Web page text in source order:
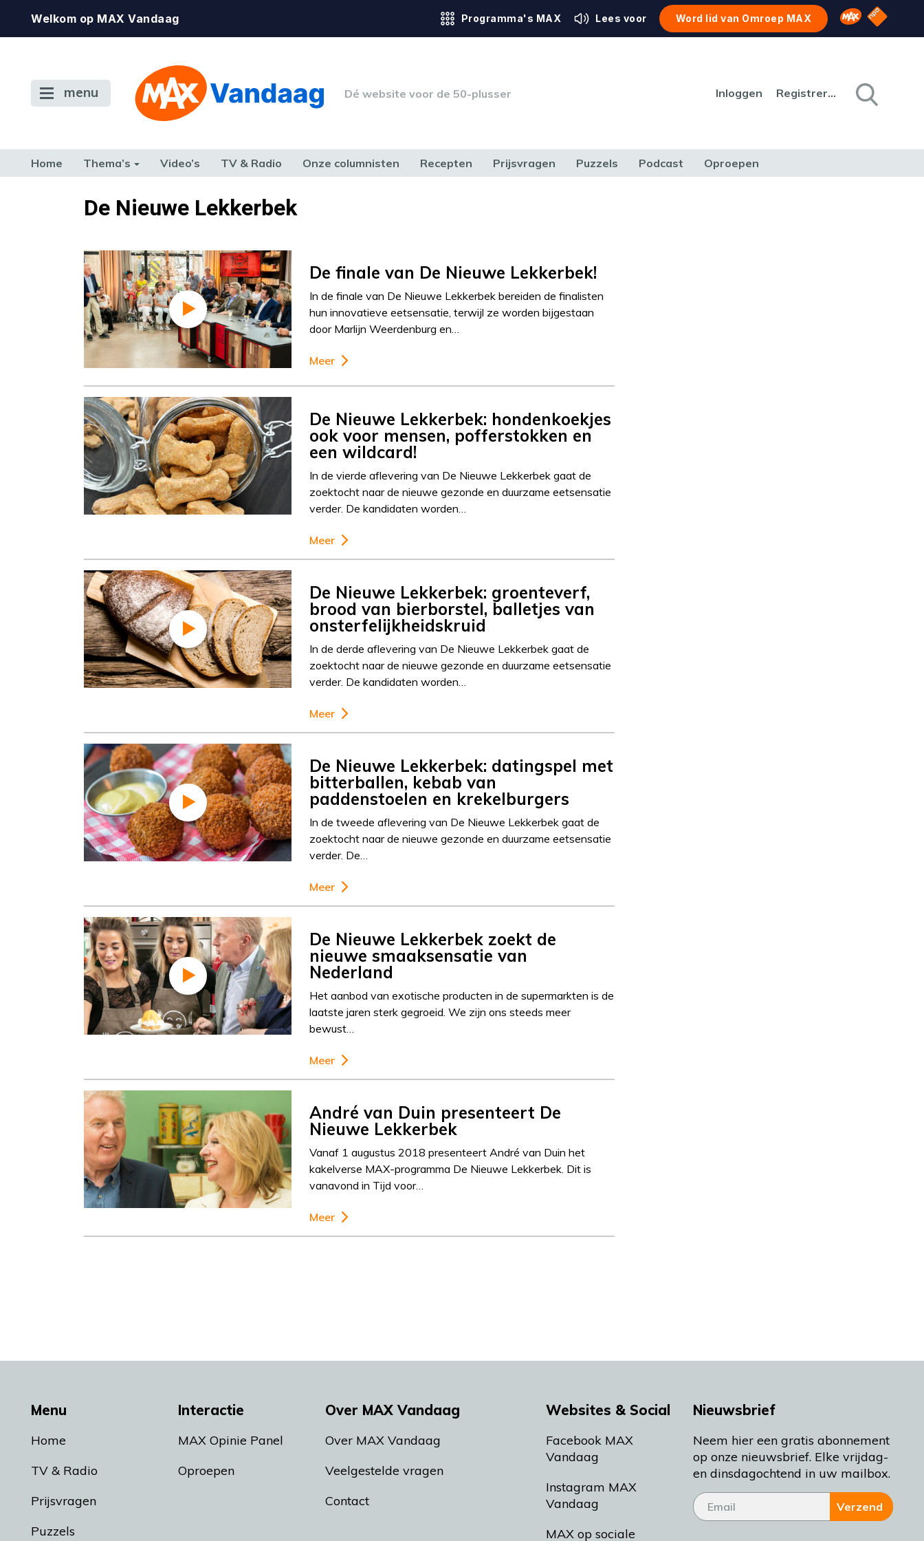
Welkom op MAX Vandaag Programma's MAX Lees voor Word lid van Omroep MAX Omroep MAX
NPO
menu Dé website voor de 50-plusser Inloggen Registreren
Home Thema’s Video’s TV & Radio Onze columnisten Recepten Prijsvragen Puzzels Podcast Oproepen
TERUG NAAR TOENDe Nieuwe Lekkerbek
De finale van De Nieuwe Lekkerbek!
In de finale van De Nieuwe Lekkerbek bereiden de finalisten
hun innovatieve eetsensatie, terwijl ze worden bijgestaan
door Marlijn Weerdenburg en…
Meer
De Nieuwe Lekkerbek: hondenkoekjes
ook voor mensen, pofferstokken en
een wildcard!
In de vierde aflevering van De Nieuwe Lekkerbek gaat de
zoektocht naar de nieuwe gezonde en duurzame eetsensatie
verder. De kandidaten worden…
Meer
De Nieuwe Lekkerbek: groenteverf,
brood van bierborstel, balletjes van
onsterfelijkheidskruid
In de derde aflevering van De Nieuwe Lekkerbek gaat de
zoektocht naar de nieuwe gezonde en duurzame eetsensatie
verder. De kandidaten worden…
Meer
De Nieuwe Lekkerbek: datingspel met
bitterballen, kebab van
paddenstoelen en krekelburgers
In de tweede aflevering van De Nieuwe Lekkerbek gaat de
zoektocht naar de nieuwe gezonde en duurzame eetsensatie
verder. De…
Meer
De Nieuwe Lekkerbek zoekt de
nieuwe smaaksensatie van
Nederland
Het aanbod van exotische producten in de supermarkten is de
laatste jaren sterk gegroeid. We zijn ons steeds meer
bewust…
Meer
André van Duin presenteert De
Nieuwe Lekkerbek
Vanaf 1 augustus 2018 presenteert André van Duin het
kakelverse MAX-programma De Nieuwe Lekkerbek. Dit is
vanavond in Tijd voor…
Meer
Menu
Home
TV & Radio
Prijsvragen
Puzzels
Interactie
MAX Opinie Panel
Oproepen
Over MAX Vandaag
Over MAX Vandaag
Veelgestelde vragen
Contact
Websites & Social
Facebook MAX
Vandaag
Instagram MAX
Vandaag
MAX op sociale
Nieuwsbrief
Neem hier een gratis abonnement
op onze nieuwsbrief. Elke vrijdag-
en dinsdagochtend in uw mailbox.
Verzend